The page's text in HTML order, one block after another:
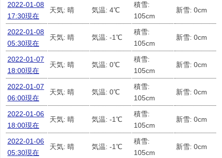
2022-01-08
17:30現在
天気: 晴 気温: 4℃
積雪:
105cm
新雪: 0cm
2022-01-08
05:30現在
天気: 晴 気温: -1℃
積雪:
105cm
新雪: 0cm
2022-01-07
18:00現在
天気: 晴 気温: 0℃
積雪:
105cm
新雪: 0cm
2022-01-07
06:00現在
天気: 晴 気温: 0℃
積雪:
105cm
新雪: 0cm
2022-01-06
18:00現在
天気: 晴 気温: -1℃
積雪:
105cm
新雪: 0cm
2022-01-06
05:30現在
天気: 晴 気温: -1℃
積雪:
105cm
新雪: 0cm